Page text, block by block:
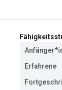
Erfahrene